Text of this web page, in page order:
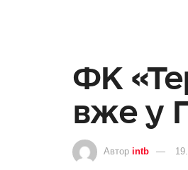
ФК
вже у
Автор intb